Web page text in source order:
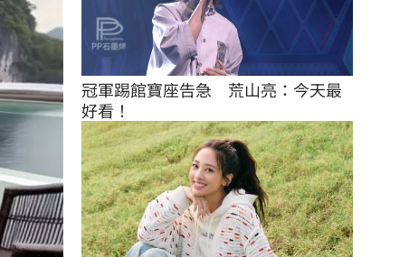
冠軍踢館寶座告急　荒山亮：今天最
好看！